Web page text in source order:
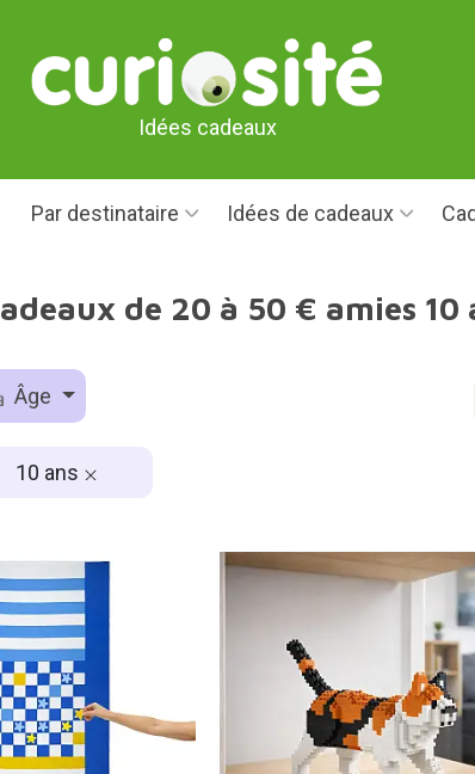
Idées cadeaux
Par destinataire Idées de cadeaux
de 20 à 50 € amies 10
Âge
10 ans